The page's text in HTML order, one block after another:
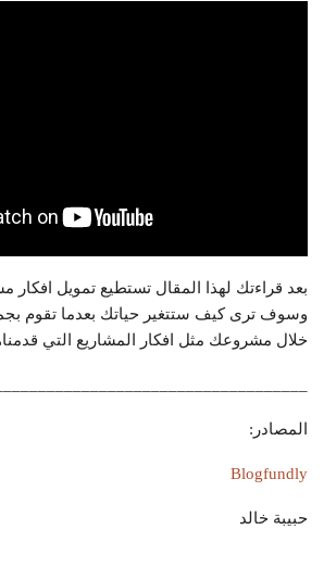
بعد قراءتك لهذا المقال تستطيع تمويل افكار
وسوف ترى كيف ستتغير حياتك بعدما تقوم
خلال مشروعك مثل افكار المشاريع التي
المصادر:
Blogfundly
حبيبة خالد